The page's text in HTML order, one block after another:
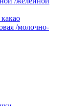
/молочно-